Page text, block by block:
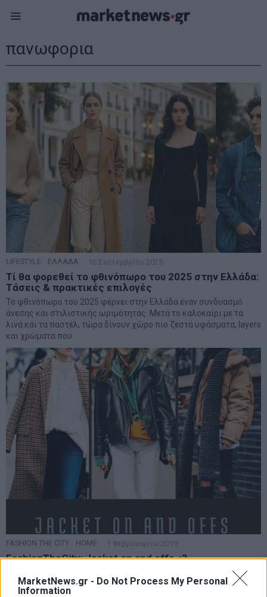
MarketNews.gr - Do Not Process My Personal
Information
πανωφορια
LIFESTYLE ΕΛΛΑΔΑ 16 Σεπτεμβρίου 2025
Τί θα φορεθεί το φθινόπωρο του 2025 στην Ελλάδα:
Τάσεις & πρακτικές επιλογές
Το φθινόπωρο του 2025 φέρνει στην Ελλάδα έναν συνδυασμό
άνεσης και στιλιστικής ωριμότητας. Μετά το καλοκαίρι με τα
λινά και τα παστέλ, τώρα δίνουν χώρο πιο ζεστά υφάσματα, layers
και χρώματα που
FASHION THE CITY HOME 1 Φεβρουαρίου 2019
FashionTheCity: Jacket on and offs <3
Παρασκευή σήμερα και πρώτη μέρα του μήνα! Νομίζω αυτό αρκεί
για να ξεκινήσει με καλή διάθεση η μέρα